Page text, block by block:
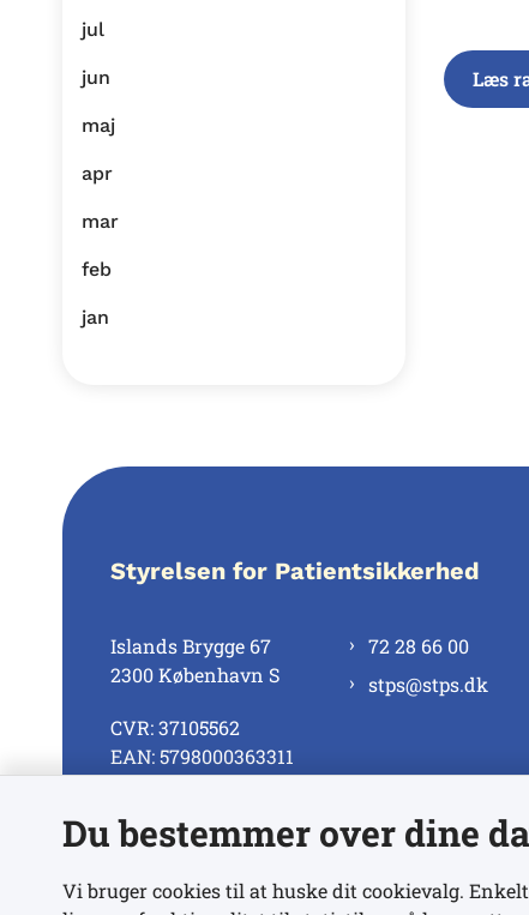
jul
jun
maj
apr
mar
feb
jan
Læs
Styrelsen for Patientsikkerhed
Islands Brygge 67
2300 København S
CVR: 37105562
EAN: 5798000363311
72 28 66 00
stps@stps.dk
Se alle kontaktnumre
Du bestemmer over dine
Vi bruger cookies til at huske dit cookievalg.